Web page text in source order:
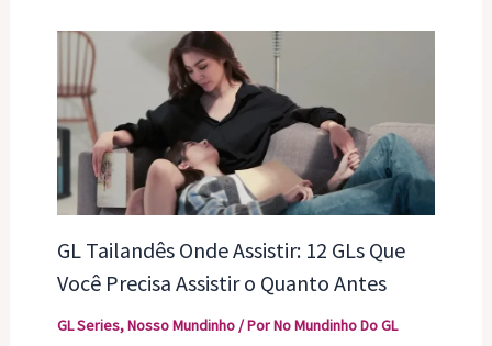
GL Tailandês Onde Assistir: 12 GLs Que
Você Precisa Assistir o Quanto Antes
GL Series,Nosso Mundinho/ PorNo Mundinho Do GL